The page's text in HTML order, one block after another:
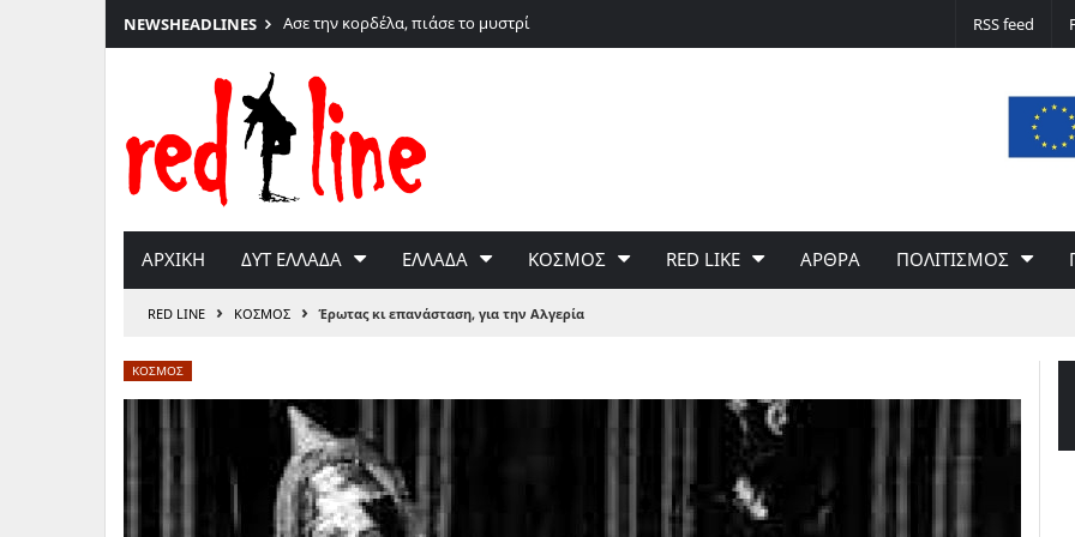
Μετάβαση
στο
περιεχόμενο
NEWSHEADLINES Ασε την κορδέλα, πιάσε το μυστρί
Δε φταίει ο άνεμος… Φταίει η πολιτική
του Γιώργου Σαχίνη
RSS feed
ΑΡΧΙΚΗ ΔΥΤ ΕΛΛΑΔΑ ΕΛΛΑΔΑ ΚΟΣΜΟΣ RED LIKE ΑΡΘΡΑ ΠΟΛΙΤΙΣΜΟΣ
RED LINE › ΚΟΣΜΟΣ › Έρωτας κι επανάσταση, για την Αλγερία
ΚΟΣΜΟΣ